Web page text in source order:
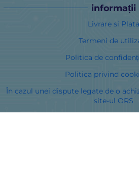
informații
Livrare si Plata
Termeni de
Politica de
Politica privind
În cazul unei dispute legate de o
site-ul ORS